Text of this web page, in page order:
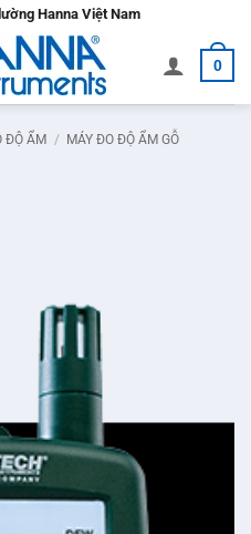
Hanna Việt Nam
0
ĐỘ ẨM / MÁY ĐO ĐỘ ẨM GỖ